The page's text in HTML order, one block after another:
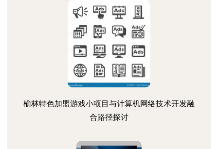
榆林特色加盟游戏小项目与计算机网络技术开发融
合路径探讨